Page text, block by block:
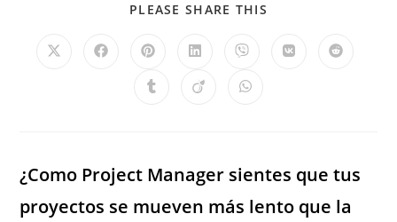
PLEASE SHARE THIS
¿Como Project Manager sientes que tus
proyectos se mueven más lento que la